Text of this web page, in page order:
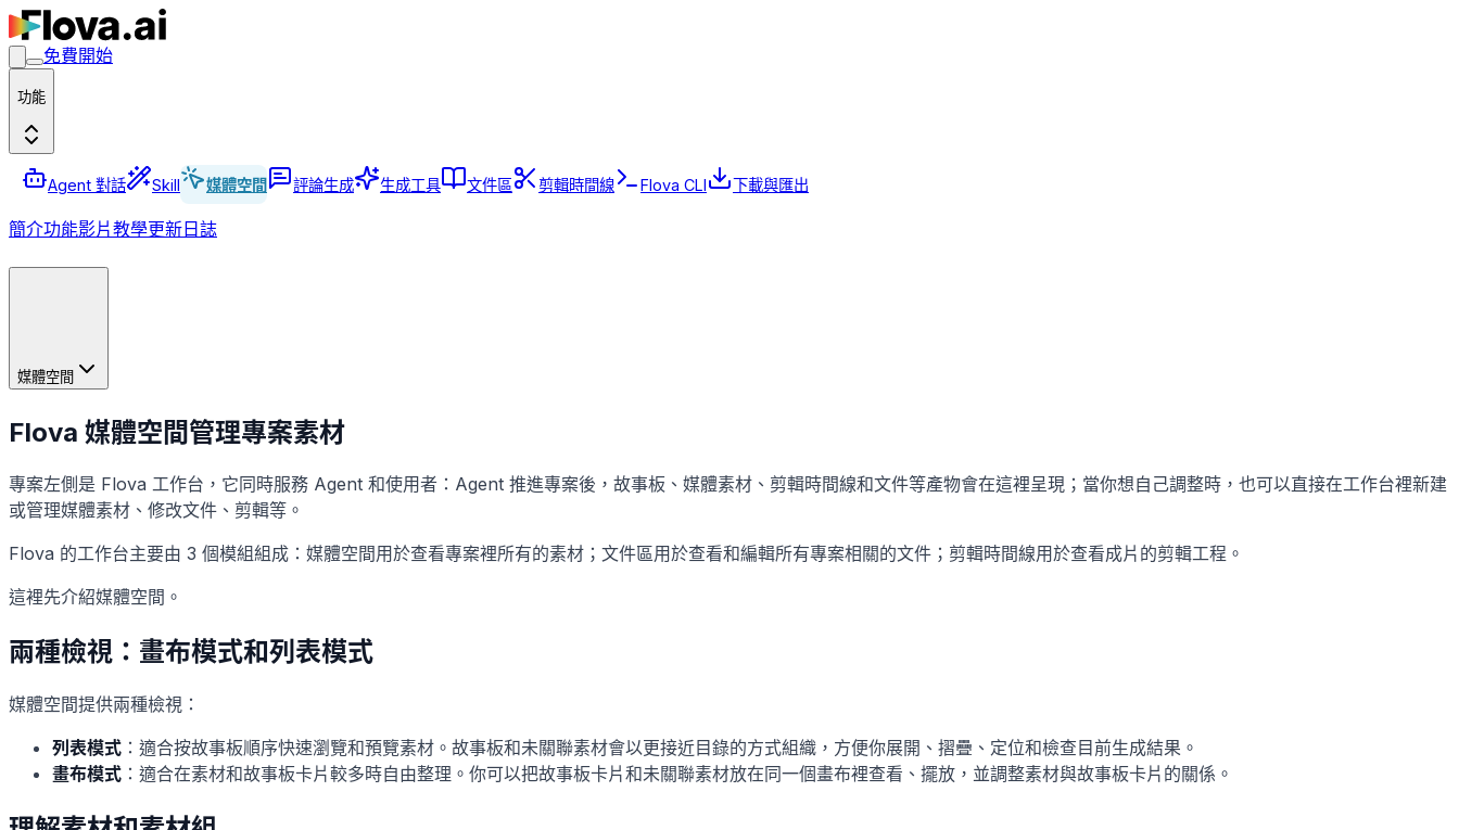
免費開始
功能
Agent 對話 Skill 媒體空間 評論生成 生成工具 文件區 剪輯時間線 Flova CLI 下載與匯出
簡介功能影片教學更新日誌
媒體空間
Flova 媒體空間管理專案素材
專案左側是 Flova 工作台，它同時服務 Agent 和使用者：Agent 推進專案後，故事板、媒體素材、剪輯時間線和文件等產物會在這裡呈現；當你想自己調整時，也可以直接在工作台裡新建
或管理媒體素材、修改文件、剪輯等。
Flova 的工作台主要由 3 個模組組成：媒體空間用於查看專案裡所有的素材；文件區用於查看和編輯所有專案相關的文件；剪輯時間線用於查看成片的剪輯工程。
這裡先介紹媒體空間。
兩種檢視：畫布模式和列表模式
媒體空間提供兩種檢視：
列表模式 ：適合按故事板順序快速瀏覽和預覽素材。故事板和未關聯素材會以更接近目錄的方式組織，方便你展開、摺疊、定位和檢查目前生成結果。
畫布模式 ：適合在素材和故事板卡片較多時自由整理。你可以把故事板卡片和未關聯素材放在同一個畫布裡查看、擺放，並調整素材與故事板卡片的關係。